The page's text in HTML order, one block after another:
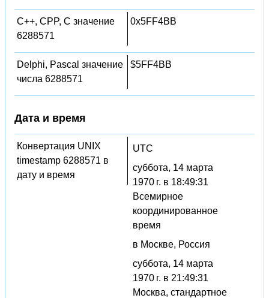
C++, CPP, C значение
6288571
0x5FF4BB
Delphi, Pascal значение
числа 6288571
$5FF4BB
Дата и время
Конвертация UNIX
timestamp 6288571 в
дату и время
UTC
суббота, 14 марта
1970 г. в 18:49:31
Всемирное
координированное
время
в Москве, Россия
суббота, 14 марта
1970 г. в 21:49:31
Москва, стандартное